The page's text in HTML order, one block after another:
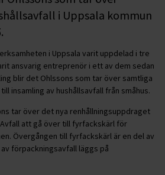
i Uppsala kommun
i Uppsala varit uppdelad i tre
ansvarig entreprenör i ett av dem sedan
blir det Ohlssons som tar över samtliga
insamling av hushållsavfall från småhus.
tar över det nya renhållningsuppdraget
att gå över till fyrfackskärl för
Övergången till fyrfackskärl är en del av
förpackningsavfall läggs på